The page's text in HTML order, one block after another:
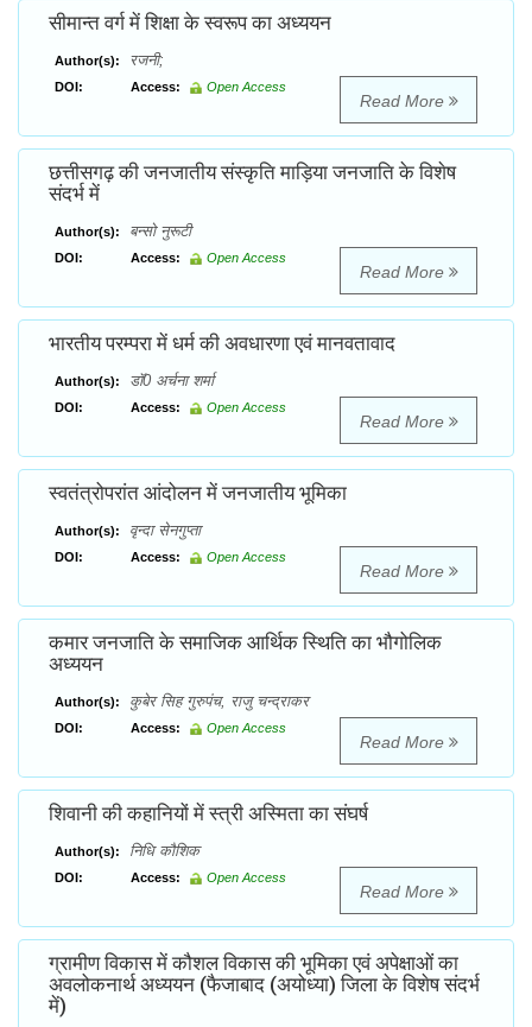
सीमान्त वर्ग में शिक्षा के स्वरूप का अध्ययन
Author(s): रजनी;
DOI: Access: Open Access
Read More
छत्तीसगढ़ की जनजातीय संस्कृति माड़िया जनजाति के विशेष
संदर्भ में
Author(s): बन्सो नुरूटी
DOI: Access: Open Access
Read More
भारतीय परम्परा में धर्म की अवधारणा एवं मानवतावाद
Author(s): डॉ0 अर्चना शर्मा
DOI: Access: Open Access
Read More
स्वतंत्रोपरांत आंदोलन में जनजातीय भूमिका
Author(s): वृन्दा सेनगुप्ता
DOI: Access: Open Access
Read More
कमार जनजाति के समाजिक आर्थिक स्थिति का भौगोलिक
अध्ययन
Author(s): कुबेर सिह गुरुपंच, राजु चन्द्राकर
DOI: Access: Open Access
Read More
शिवानी की कहानियों में स्त्री अस्मिता का संघर्ष
Author(s): निधि कौशिक
DOI: Access: Open Access
Read More
ग्रामीण विकास में कौशल विकास की भूमिका एवं अपेक्षाओं का
अवलोकनार्थ अध्ययन (फैजाबाद (अयोध्या) जिला के विशेष संदर्भ
में)